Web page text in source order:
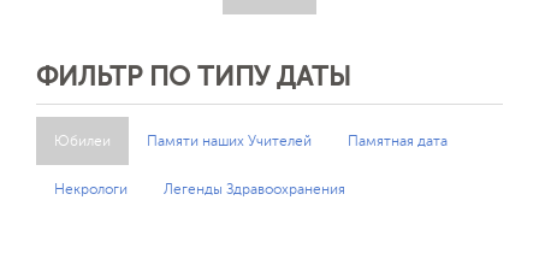
ФИЛЬТР ПО ТИПУ ДАТЫ
Юбилеи Памяти наших Учителей Памятная дата
Некрологи Легенды Здравоохранения